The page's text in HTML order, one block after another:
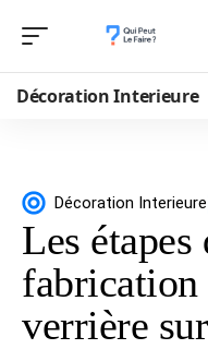
Décoration Interieure
Décoration Interieure
Les étapes
fabrication
verrière